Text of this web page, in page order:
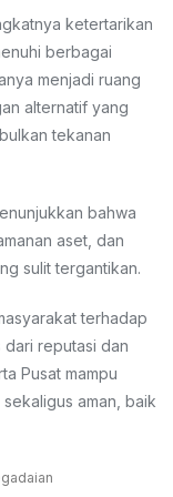
ketertarikan
berbagai
menjadi ruang
alternatif yang
tekanan
bahwa
aset, dan
sulit tergantikan.
terhadap
dari reputasi dan
Pusat mampu
aman, baik